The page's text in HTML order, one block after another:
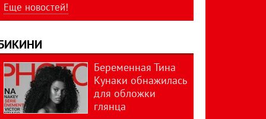
Еще новостей!
Беременная Тина
Кунаки обнажилась
для обложки
глянца